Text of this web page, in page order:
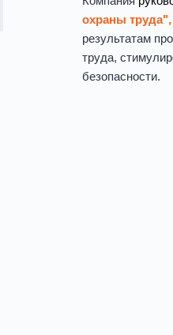
охраны труда",
результатам
труда,
безопасности.